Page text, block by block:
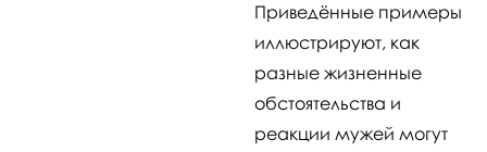
Приведённые примеры
иллюстрируют, как
разные жизненные
обстоятельства и
реакции мужей могут